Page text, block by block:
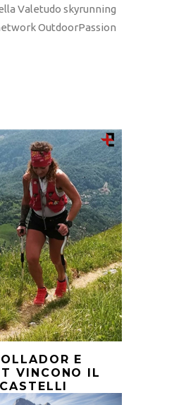
Valetudo skyrunning
OutdoorPassion
E
VINCONO IL